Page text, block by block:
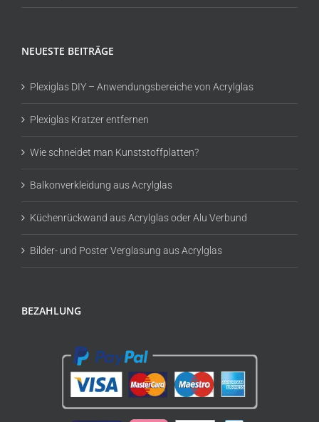
NEUESTE BEITRÄGE
Plexiglas DIY – Anwendungsbereiche von Acrylglas
Plexiglas Kratzer entfernen
Wie schneidet man Kunststoffplatten?
Balkonverkleidung aus Acrylglas
Küchenrückwand aus Acrylglas oder Alu Verbund
Bilder- und Poster Verglasung aus Acrylglas
BEZAHLUNG